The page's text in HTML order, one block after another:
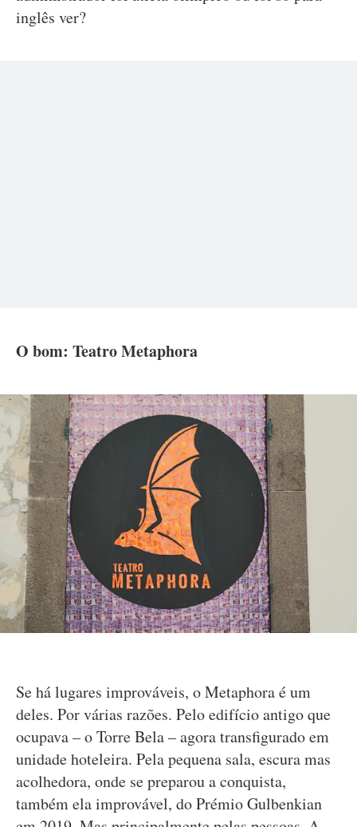
inglês ver?
O bom: Teatro Metaphora
Se há lugares improváveis, o Metaphora é um
deles. Por várias razões. Pelo edifício antigo que
ocupava – o Torre Bela – agora transfigurado em
unidade hoteleira. Pela pequena sala, escura mas
acolhedora, onde se preparou a conquista,
também ela improvável, do Prémio Gulbenkian